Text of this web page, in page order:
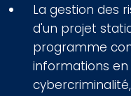
La gestion des
d'un projet
programme
informations